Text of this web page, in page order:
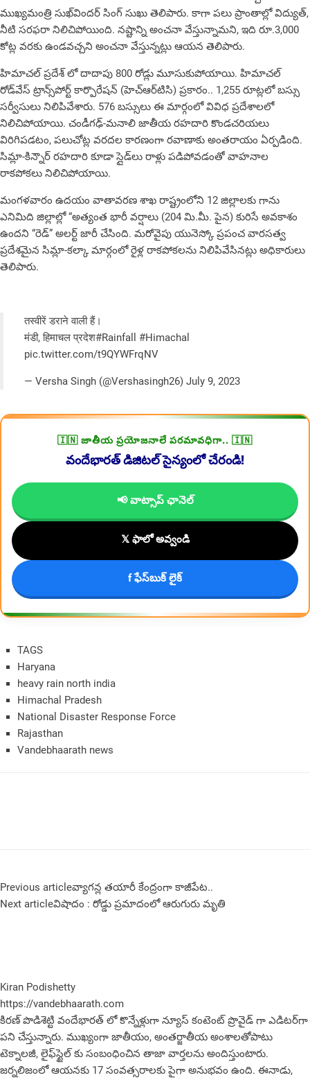
ముఖ్యమంత్రి సుఖ్‌విందర్ సింగ్ సుఖు తెలిపారు. కాగా పలు ప్రాంతాల్లో విద్యుత్,
నీటి సరఫరా నిలిచిపోయింది. నష్టాన్ని అంచనా వేస్తున్నామని, ఇది రూ.3,000
కోట్ల వరకు ఉండవచ్చని అంచనా వేస్తున్నట్లు ఆయన తెలిపారు.
హిమాచల్ ప్రదేశ్ లో దాదాపు 800 రోడ్లు మూసుకుపోయాయి. హిమాచల్
రోడ్‌వేస్ ట్రాన్స్‌పోర్ట్ కార్పొరేషన్ (హెచ్‌ఆర్‌టిసి) ప్రకారం.. 1,255 రూట్లలో బస్సు
సర్వీసులు నిలిపివేశారు. 576 బస్సులు ఈ మార్గంలో వివిధ ప్రదేశాలలో
నిలిచిపోయాయి. చండీగఢ్-మనాలి జాతీయ రహదారి కొండచరియలు
విరిగిపడటం, పలుచోట్ల వరదల కారణంగా రవాణాకు అంతరాయం ఏర్పడింది.
సిమ్లా-కిన్నౌర్ రహదారి కూడా స్లైడ్‌లు రాళ్లు పడిపోవడంతో వాహనాల
రాకపోకలు నిలిచిపోయాయి.
మంగళవారం ఉదయం వాతావరణ శాఖ రాష్ట్రంలోని 12 జిల్లాలకు గాను
ఎనిమిది జిల్లాల్లో “అత్యంత భారీ వర్షాలు (204 మి.మీ. పైన) కురిసే అవకాశం
ఉందని “రెడ్” అలర్ట్ జారీ చేసింది. మరోవైపు యునెస్కో ప్రపంచ వారసత్వ
ప్రదేశమైన సిమ్లా-కల్కా మార్గంలో రైళ్ల రాకపోకలను నిలిపివేసినట్లు అధికారులు
తెలిపారు.
तस्वीरें डराने वाली हैं।
मंडी, हिमाचल प्रदेश#Rainfall
#Himachal
pic.twitter.com/t9QYWFrqNV
— Versha Singh (@Vershasingh26) July 9, 2023
🇮🇳 జాతీయ ప్రయోజనాలే పరమావధిగా.. 🇮🇳
వందేభారత్ డిజిటల్ సైన్యంలో చేరండి!
📢 వాట్సాప్ ఛానెల్
𝕏 ఫాలో అవ్వండి
f ఫేస్‌బుక్ లైక్
TAGS
Haryana
heavy rain north india
Himachal Pradesh
National Disaster Response Force
Rajasthan
Vandebhaarath news
Previous articleవ్యాగన్ల తయారీ కేంద్రంగా కాజీపేట..
Next articleవిషాదం : రోడ్డు ప్రమాదంలో ఆరుగురు మృతి
Kiran Podishetty
https://vandebhaarath.com
కిర‌ణ్ పొడిశెట్టి వందేభారత్ లో కొన్నేళ్లుగా న్యూస్ కంటెంట్ ప్రొవైడ్ గా ఎడిటర్‌గా
పని చేస్తున్నారు. ముఖ్యంగా జాతీయం, అంత‌ర్జాతీయ అంశాల‌తోపాటు
టెక్నాల‌జీ, లైఫ్‌స్టైల్‌ కు సంబంధించిన తాజా వార్తల‌ను అందిస్తుంటారు.
జర్నలిజంలో ఆయ‌న‌కు 17 సంవత్సరాలకు పైగా అనుభవం ఉంది. ఈనాడు,